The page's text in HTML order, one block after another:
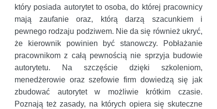
który posiada autorytet to osoba, do której pracownicy
mają zaufanie oraz, którą darzą szacunkiem i
pewnego rodzaju podziwem. Nie da się również ukryć,
że kierownik powinien być stanowczy. Pobłażanie
pracownikom z całą pewnością nie sprzyja budowie
autorytetu. Na szczęście dzięki szkoleniom,
menedżerowie oraz szefowie firm dowiedzą się jak
zbudować autorytet w możliwie krótkim czasie.
Poznają też zasady, na których opiera się skuteczne